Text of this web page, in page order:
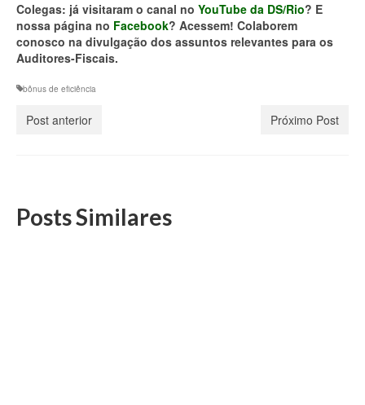
Colegas: já visitaram o canal no YouTube da DS/Rio? E
nossa página no Facebook? Acessem! Colaborem
conosco na divulgação dos assuntos relevantes para os
Auditores-Fiscais.
bônus de eficiência
Post anterior Próximo Post
Posts Similares